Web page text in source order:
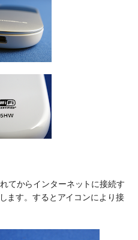
てからインターネットに接続す
ます。するとアイコンにより接